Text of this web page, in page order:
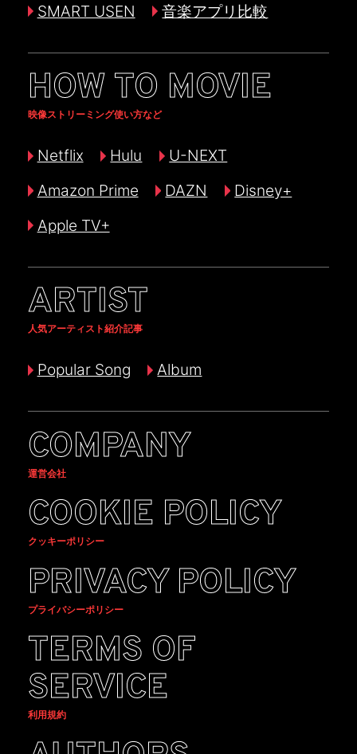
SMART USEN
音楽アプリ比較
HOW TO MOVIE
映像ストリーミング使い方など
Netflix Hulu
U-NEXT
Amazon Prime
DAZN
Disney+
Apple TV+
ARTIST
人気アーティスト紹介記事
Popular Song Album
COMPANY
運営会社
COOKIE POLICY
クッキーポリシー
PRIVACY POLICY
プライバシーポリシー
TERMS OF
SERVICE
利用規約